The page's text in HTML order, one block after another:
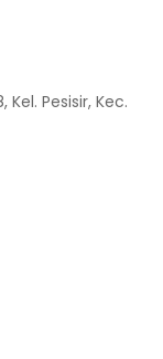
Kel. Pesisir, Kec.